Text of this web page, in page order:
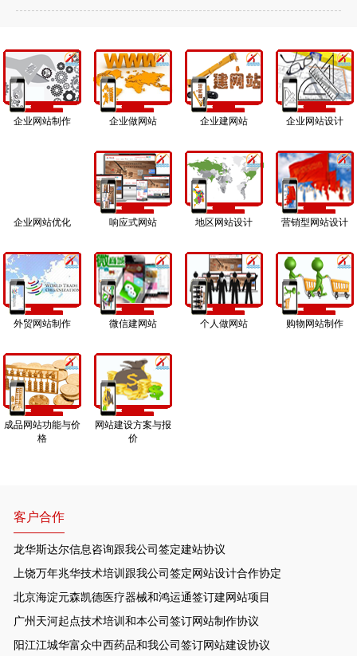
企业网站制作 企业做网站 企业建网站 企业网站设计
企业网站优化 响应式网站 地区网站设计 营销型网站设计
外贸网站制作 微信建网站 个人做网站 购物网站制作
成品网站功能与价
格
网站建设方案与报
价
客户合作
龙华斯达尔信息咨询跟我公司签定建站协议
上饶万年兆华技术培训跟我公司签定网站设计合作协定
北京海淀元森凯德医疗器械和鸿运通签订建网站项目
广州天河起点技术培训和本公司签订网站制作协议
阳江江城华富众中西药品和我公司签订网站建设协议